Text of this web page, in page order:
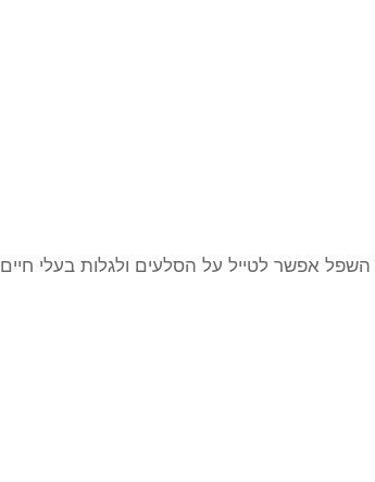
אפשר לטייל על הסלעים ולגלות בעלי חיים